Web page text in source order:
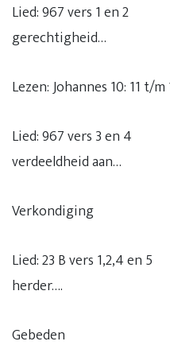
Lied: 967 vers 1
gerechtigheid…
Lezen: Johannes 10: 11
Lied: 967 vers 3
verdeeldheid aan…
Verkondiging
Lied: 23 B vers
herder….
Gebeden